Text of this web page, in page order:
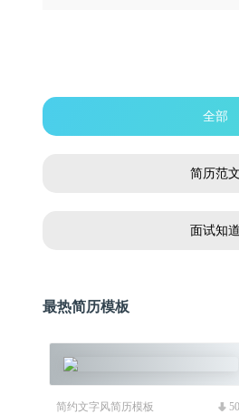
全部
简历范
面试知
最热简历模板
简约文字风简历模板